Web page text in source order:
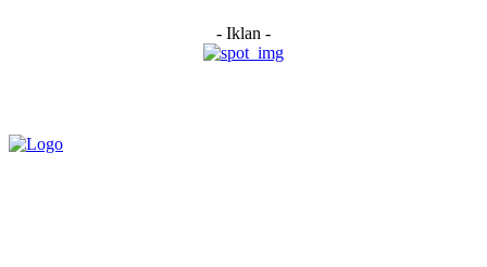
- Iklan -